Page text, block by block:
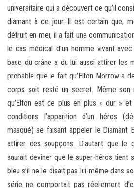
universitaire qui a découvert ce qu’il
diamant à ce jour. Il est certain que,
détruit en mer, il a fait une
le cas médical d’un homme vivant
base du crâne a du lui aussi attirer les
probable que le fait qu’Elton Morrow a
corps soit resté un secret. Même son
qu’Elton est de plus en plus « dur »
conditions l’apparition d’un héros
masqué) se faisant appeler le Diamant
attirer des soupçons. D’autant que le
saurait deviner que le super-héros tient
bleu s’il ne le disait pas lui-même dans
série ne comportait pas réellement